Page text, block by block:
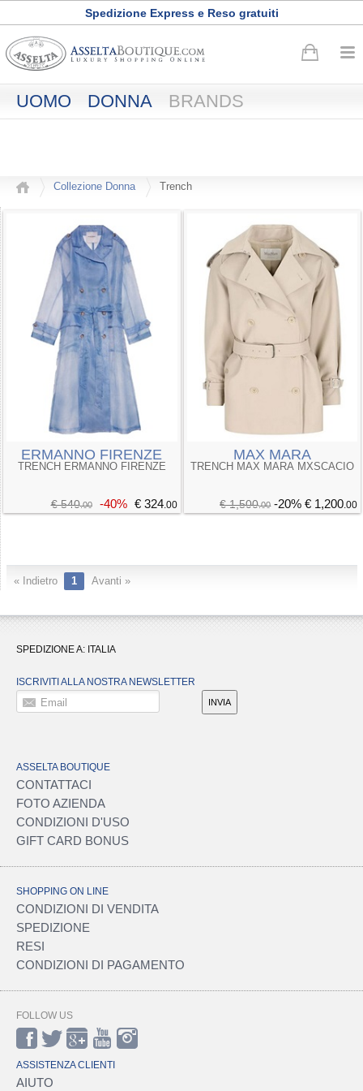
Spedizione Express e Reso gratuiti
UOMO DONNA BRANDS
Collezione Donna Trench
ERMANNO FIRENZE
TRENCH ERMANNO FIRENZE
€ 540.00 -40% € 324.00
MAX MARA
TRENCH MAX MARA MXSCACIO
€ 1,500.00 -20% € 1,200.00
« Indietro 1 Avanti »
SPEDIZIONE A: ITALIA
ISCRIVITI ALLA NOSTRA NEWSLETTER
Email INVIA
ASSELTA BOUTIQUE
CONTATTACI
FOTO AZIENDA
CONDIZIONI D'USO
GIFT CARD BONUS
SHOPPING ON LINE
CONDIZIONI DI VENDITA
SPEDIZIONE
RESI
CONDIZIONI DI PAGAMENTO
FOLLOW US
ASSISTENZA CLIENTI
AIUTO